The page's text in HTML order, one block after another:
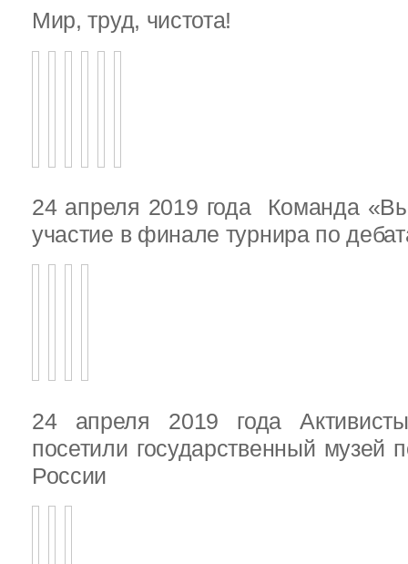
Мир, труд, чистота!
24 апреля 2019 года Команда
участие в финале турнира по
24 апреля 2019 года
посетили государственный музей
России